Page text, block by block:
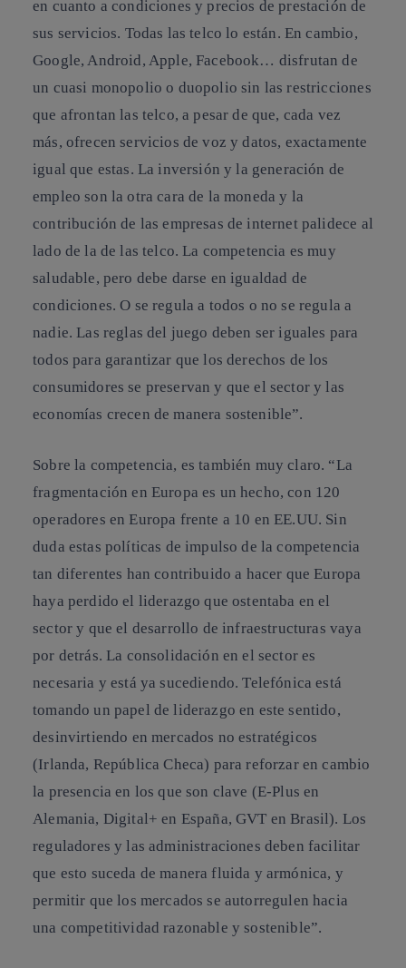
en cuanto a condiciones y precios de prestación de
sus servicios. Todas las telco lo están. En cambio,
Google, Android, Apple, Facebook… disfrutan de
un cuasi monopolio o duopolio sin las restricciones
que afrontan las telco, a pesar de que, cada vez
más, ofrecen servicios de voz y datos, exactamente
igual que estas. La inversión y la generación de
empleo son la otra cara de la moneda y la
contribución de las empresas de internet palidece al
lado de la de las telco. La competencia es muy
saludable, pero debe darse en igualdad de
condiciones. O se regula a todos o no se regula a
nadie. Las reglas del juego deben ser iguales para
todos para garantizar que los derechos de los
consumidores se preservan y que el sector y las
economías crecen de manera sostenible”.
Sobre la competencia, es también muy claro. “La
fragmentación en Europa es un hecho, con 120
operadores en Europa frente a 10 en EE.UU. Sin
duda estas políticas de impulso de la competencia
tan diferentes han contribuido a hacer que Europa
haya perdido el liderazgo que ostentaba en el
sector y que el desarrollo de infraestructuras vaya
por detrás. La consolidación en el sector es
necesaria y está ya sucediendo. Telefónica está
tomando un papel de liderazgo en este sentido,
desinvirtiendo en mercados no estratégicos
(Irlanda, República Checa) para reforzar en cambio
la presencia en los que son clave (E-Plus en
Alemania, Digital+ en España, GVT en Brasil). Los
reguladores y las administraciones deben facilitar
que esto suceda de manera fluida y armónica, y
permitir que los mercados se autorregulen hacia
una competitividad razonable y sostenible”.